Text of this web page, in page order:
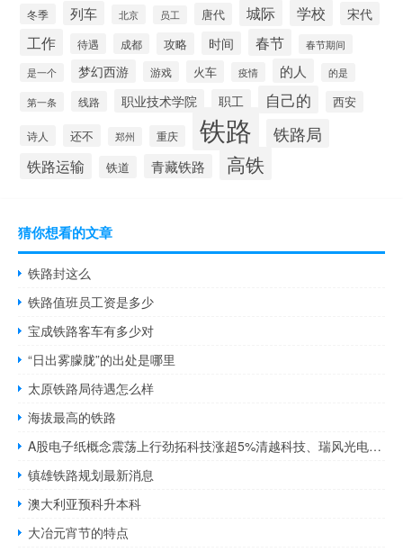
冬季 列车 北京 员工 唐代 城际 学校 宋代
工作 待遇 成都 攻略 时间 春节 春节期间
是一个 梦幻西游 游戏 火车 疫情 的人 的是
第一条 线路 职业技术学院 职工 自己的 西安
诗人 还不 郑州 重庆 铁路 铁路局
铁路运输 铁道 青藏铁路 高铁
猜你想看的文章
铁路封这么
铁路值班员工资是多少
宝成铁路客车有多少对
“日出雾朦胧”的出处是哪里
太原铁路局待遇怎么样
海拔最高的铁路
A股电子纸概念震荡上行劲拓科技涨超5%清越科技、瑞风光电、掌阅科技、秋田微等跟涨
镇雄铁路规划最新消息
澳大利亚预科升本科
大冶元宵节的特点